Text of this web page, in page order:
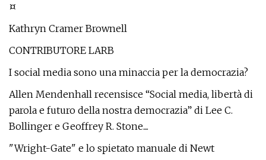
¤
Kathryn Cramer Brownell
CONTRIBUTORE LARB
I social media sono una minaccia per la democrazia?
Allen Mendenhall recensisce “Social media, libertà di
parola e futuro della nostra democrazia” di Lee C.
Bollinger e Geoffrey R. Stone....
"Wright-Gate" e lo spietato manuale di Newt